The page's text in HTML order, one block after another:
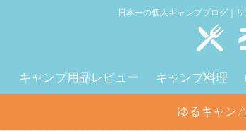
日本一の個人キャンプブログ｜
キャンプ用品レビュー キャンプ料理
ゆるキャン